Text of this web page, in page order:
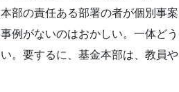
部の責任ある部署の者が個別事案
例がないのはおかしい。一体どう
。要するに、基金本部は、教員や